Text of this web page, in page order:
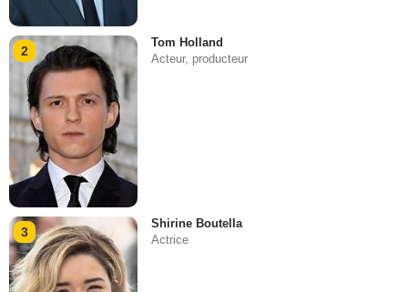
2
Tom Holland
Acteur, producteur
3
Shirine Boutella
Actrice